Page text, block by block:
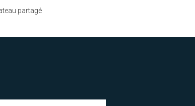
partagé